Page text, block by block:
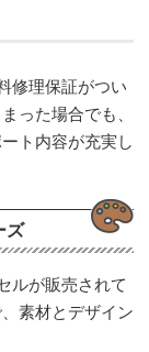
修理保証がつい
った場合でも、
ト内容が充実し
ズ
ルが販売されて
素材とデザイン